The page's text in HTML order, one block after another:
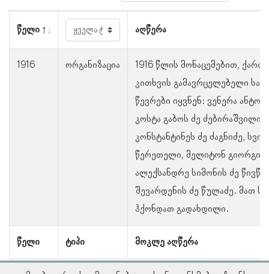
წელი აღწერა
წელი ტიპი მოკლე აღწერა
1916 ორგანიზაცია
1916 წლის მონაცემებით,
კითხვის გამავრცელებელი
წევრები იყვნენ: ვენერა
კოსტა გაბოს ძე
კონსტანტინეს ძე ძაგნიძე,
წერეთელი, მელიტონ გიორგის
ალექსანდრე სიმონის ძე
შევარდენის ძე წულაძე. მათ
ჰქონდათ გადახდილი.